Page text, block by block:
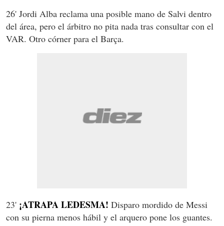
26' Jordi Alba reclama una posible mano de Salvi dentro
del área, pero el árbitro no pita nada tras consultar con el
VAR. Otro córner para el Barça.
23' ¡ATRAPA LEDESMA! Disparo mordido de Messi
con su pierna menos hábil y el arquero pone los guantes.